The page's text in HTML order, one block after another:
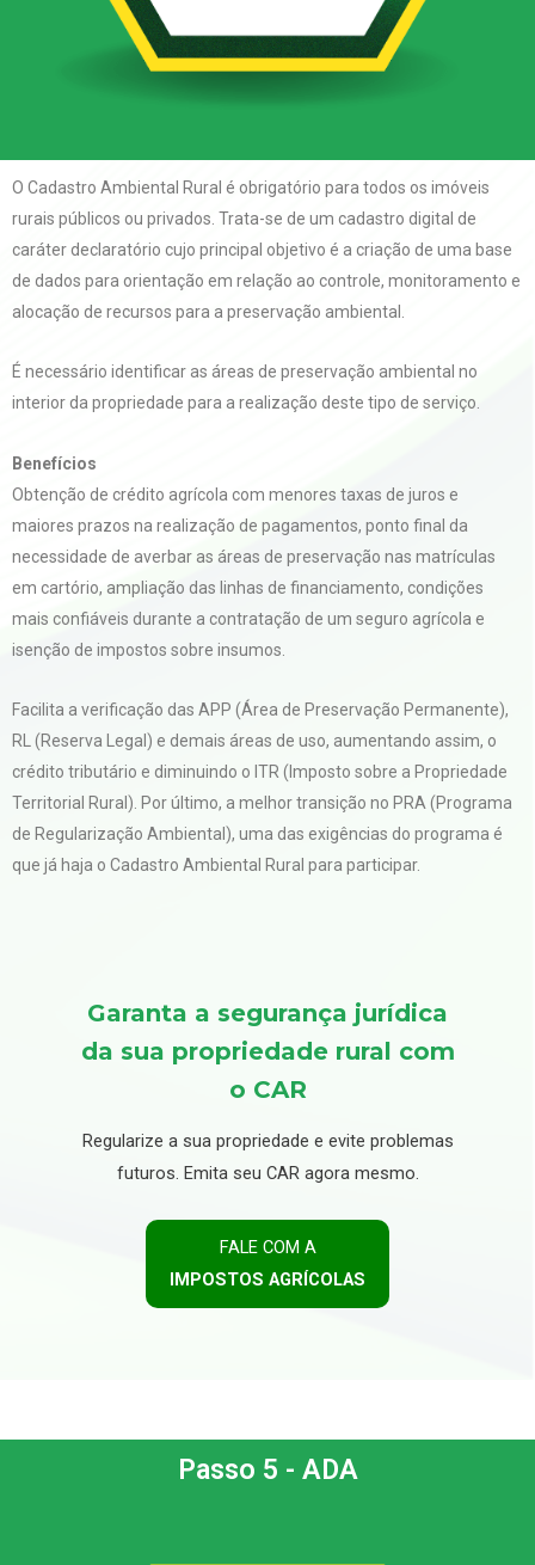
O Cadastro Ambiental Rural é obrigatório para todos os imóveis
rurais públicos ou privados. Trata-se de um cadastro digital de
caráter declaratório cujo principal objetivo é a criação de uma base
de dados para orientação em relação ao controle, monitoramento e
alocação de recursos para a preservação ambiental.
É necessário identificar as áreas de preservação ambiental no
interior da propriedade para a realização deste tipo de serviço.
Benefícios
Obtenção de crédito agrícola com menores taxas de juros e
maiores prazos na realização de pagamentos, ponto final da
necessidade de averbar as áreas de preservação nas matrículas
em cartório, ampliação das linhas de financiamento, condições
mais confiáveis durante a contratação de um seguro agrícola e
isenção de impostos sobre insumos.
Facilita a verificação das APP (Área de Preservação Permanente),
RL (Reserva Legal) e demais áreas de uso, aumentando assim, o
crédito tributário e diminuindo o ITR (Imposto sobre a Propriedade
Territorial Rural). Por último, a melhor transição no PRA (Programa
de Regularização Ambiental), uma das exigências do programa é
que já haja o Cadastro Ambiental Rural para participar.
Garanta a segurança jurídica
da sua propriedade rural com
o CAR
Regularize a sua propriedade e evite problemas
futuros. Emita seu CAR agora mesmo.
FALE COM A
IMPOSTOS AGRÍCOLAS
Passo 5 - ADA